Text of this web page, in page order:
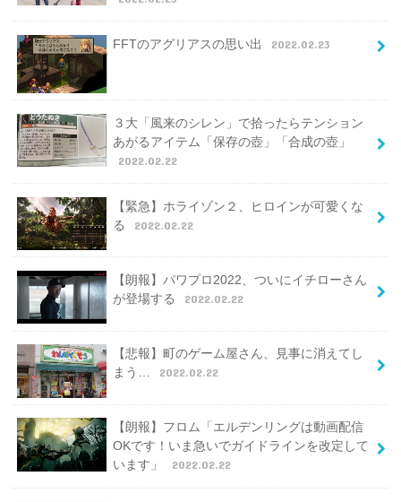
FFTのアグリアスの思い出 2022.02.23
３大「風来のシレン」で拾ったらテンション
あがるアイテム「保存の壺」「合成の壺」
2022.02.22
【緊急】ホライゾン２、ヒロインが可愛くな
る
2022.02.22
【朗報】パワプロ2022、ついにイチローさん
が登場する
2022.02.22
【悲報】町のゲーム屋さん、見事に消えてし
まう…
2022.02.22
【朗報】フロム「エルデンリングは動画配信
OKです！いま急いでガイドラインを改定して
います」
2022.02.22